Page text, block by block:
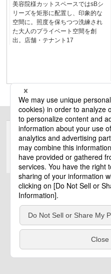
美容院様カットスペースではsBシ
リーズを矩形に配置し、印象的な
空間に。照度を保ちつつ洗練され
た大人のプライベート空間を創
出。店舗・テナント17
サイトのご利用にあたって ク
電気・建築
© Panasonic